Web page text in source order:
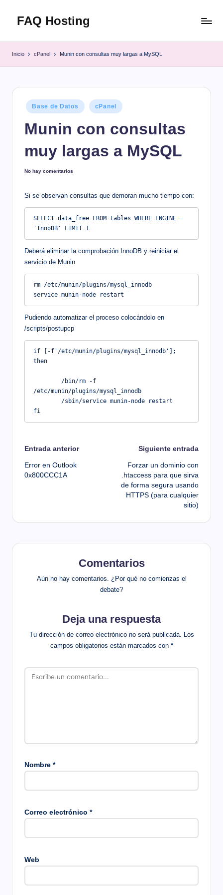
FAQ Hosting
Inicio cPanel Munin con consultas muy largas a MySQL
Publicado
en
Base de Datos cPanel
Munin con consultas
muy largas a MySQL
No hay comentarios
Si se observan consultas que demoran mucho tiempo con:
SELECT data_free FROM tables WHERE ENGINE =
'InnoDB' LIMIT 1
Deberá eliminar la comprobación InnoDB y reiniciar el
servicio de Munin
rm /etc/munin/plugins/mysql_innodb
service munin-node restart
Pudiendo automatizar el proceso colocándolo en
/scripts/postupcp
if [-f'/etc/munin/plugins/mysql_innodb'];
then
/etc/munin/plugins/mysql_innodb
fi
Navegación
de
Entrada anterior
Error en Outlook
0x800CCC1A
Siguiente entrada
Forzar un dominio con
.htaccess para que sirva
de forma segura usando
HTTPS (para cualquier
sitio)
Comentarios
Aún no hay comentarios. ¿Por qué no comienzas el
debate?
Deja una respuesta
Tu dirección de correo electrónico no será publicada.
Los
campos obligatorios están marcados con *
Nombre *
Correo electrónico *
Web